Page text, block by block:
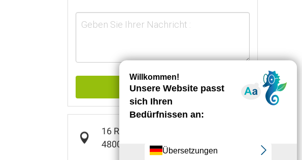
Senden
16 Rue Jacques Brel
48000
MENDE